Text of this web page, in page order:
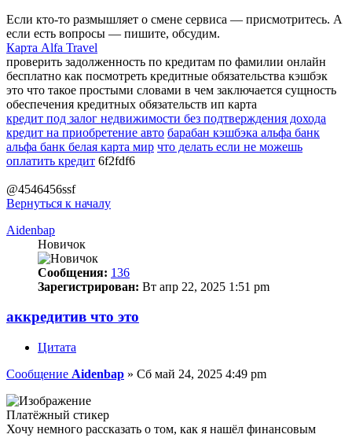
Если кто-то размышляет о смене сервиса — присмотритесь. А
если есть вопросы — пишите, обсудим.
Карта Аlfа Trаvel
проверить задолженность по кредитам по фамилии онлайн
бесплатно как посмотреть кредитные обязательства кэшбэк
это что такое простыми словами в чем заключается сущность
обеспечения кредитных обязательств ип карта
кредит под залог недвижимости без подтверждения дохода
кредит на приобретение авто барабан кэшбэка альфа банк
альфа банк белая карта мир что делать если не можешь
оплатить кредит 6f2fdf6
@4546456ssf
Вернуться к началу
Aidenbap
Новичок
Сообщения: 136
Зарегистрирован: Вт апр 22, 2025 1:51 pm
аккредитив что это
Цитата
Сообщение Aidenbap » Сб май 24, 2025 4:49 pm
Платёжный стикер
Хочу немного рассказать о том, как я нашёл финансовым